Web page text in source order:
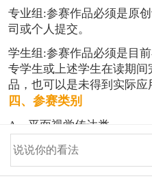
专业组:参赛作品必须是原
司或个人提交。
学生组:参赛作品必须是目
专学生或上述学生在读期
品，也可以是未得到实际应
四、参赛类别
A、平面视觉传达类
品牌、VI系统、标志、包
物、字体、公益海报、广